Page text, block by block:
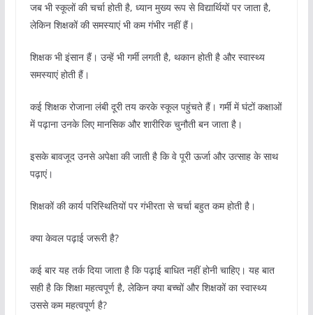
जब भी स्कूलों की चर्चा होती है, ध्यान मुख्य रूप से विद्यार्थियों पर जाता है,
लेकिन शिक्षकों की समस्याएं भी कम गंभीर नहीं हैं।
शिक्षक भी इंसान हैं। उन्हें भी गर्मी लगती है, थकान होती है और स्वास्थ्य
समस्याएं होती हैं।
कई शिक्षक रोजाना लंबी दूरी तय करके स्कूल पहुंचते हैं। गर्मी में घंटों कक्षाओं
में पढ़ाना उनके लिए मानसिक और शारीरिक चुनौती बन जाता है।
इसके बावजूद उनसे अपेक्षा की जाती है कि वे पूरी ऊर्जा और उत्साह के साथ
पढ़ाएं।
शिक्षकों की कार्य परिस्थितियों पर गंभीरता से चर्चा बहुत कम होती है।
क्या केवल पढ़ाई जरूरी है?
कई बार यह तर्क दिया जाता है कि पढ़ाई बाधित नहीं होनी चाहिए। यह बात
सही है कि शिक्षा महत्वपूर्ण है, लेकिन क्या बच्चों और शिक्षकों का स्वास्थ्य
उससे कम महत्वपूर्ण है?